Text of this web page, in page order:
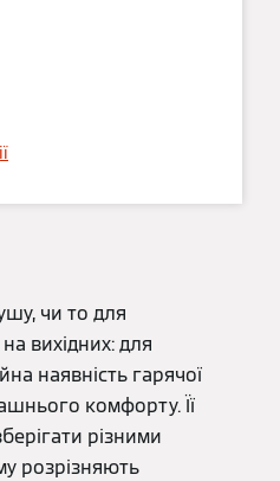
чи то для
вихідних: для
наявність гарячої
комфорту. Її
різними
розрізняють